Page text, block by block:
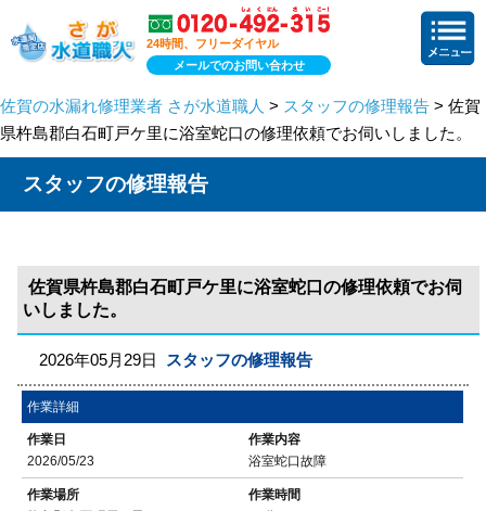
24時間、フリーダイヤル
メールでのお問い合わせ
佐賀の水漏れ修理業者 さが水道職人 > スタッフの修理報告 > 佐賀
県杵島郡白石町戸ケ里に浴室蛇口の修理依頼でお伺いしました。
スタッフの修理報告
佐賀県杵島郡白石町戸ケ里に浴室蛇口の修理依頼でお伺
いしました。
2026年05月29日 スタッフの修理報告
作業詳細
作業日
2026/05/23
作業内容
浴室蛇口故障
作業場所
作業時間